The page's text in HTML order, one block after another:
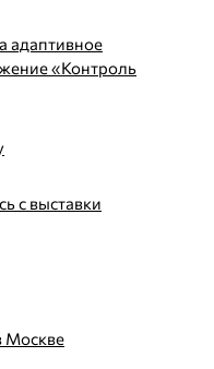
адаптивное
«Контроль
с выставки
Москве